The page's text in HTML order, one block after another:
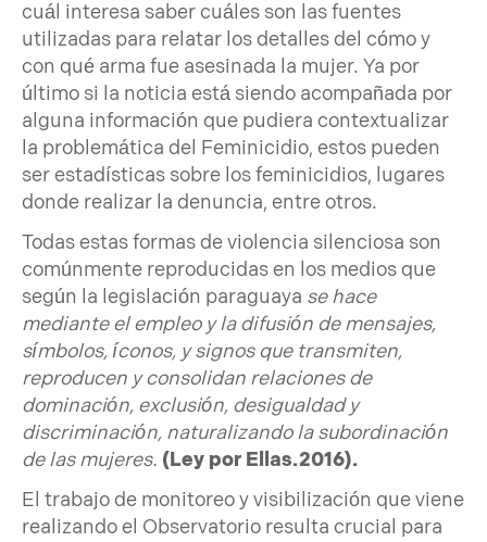
cuál interesa saber cuáles son las fuentes
utilizadas para relatar los detalles del cómo y
con qué arma fue asesinada la mujer. Ya por
último si la noticia está siendo acompañada por
alguna información que pudiera contextualizar
la problemática del Feminicidio, estos pueden
ser estadísticas sobre los feminicidios, lugares
donde realizar la denuncia, entre otros.
Todas estas formas de violencia silenciosa son
comúnmente reproducidas en los medios que
según la legislación paraguaya se hace
mediante el empleo y la difusión de mensajes,
símbolos, íconos, y signos que transmiten,
reproducen y consolidan relaciones de
dominación, exclusión, desigualdad y
discriminación, naturalizando la subordinación
de las mujeres. (Ley por Ellas.2016).
El trabajo de monitoreo y visibilización que viene
realizando el Observatorio resulta crucial para